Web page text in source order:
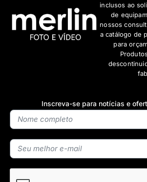
Inscreva-se para notícias e
inclusos ao
de
nossos
a catálogo de
para